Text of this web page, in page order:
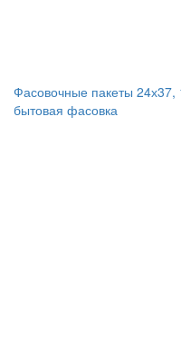
Фасовочные пакеты
бытовая фасовка